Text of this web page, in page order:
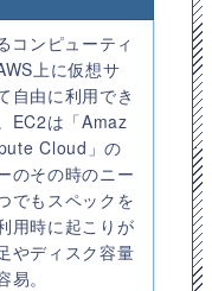
コンピューティ
上に仮想サ
自由に利用でき
EC2は「Amaz
Cloud」の
のその時のニー
でもスペックを
用時に起こりが
やディスク容量
。